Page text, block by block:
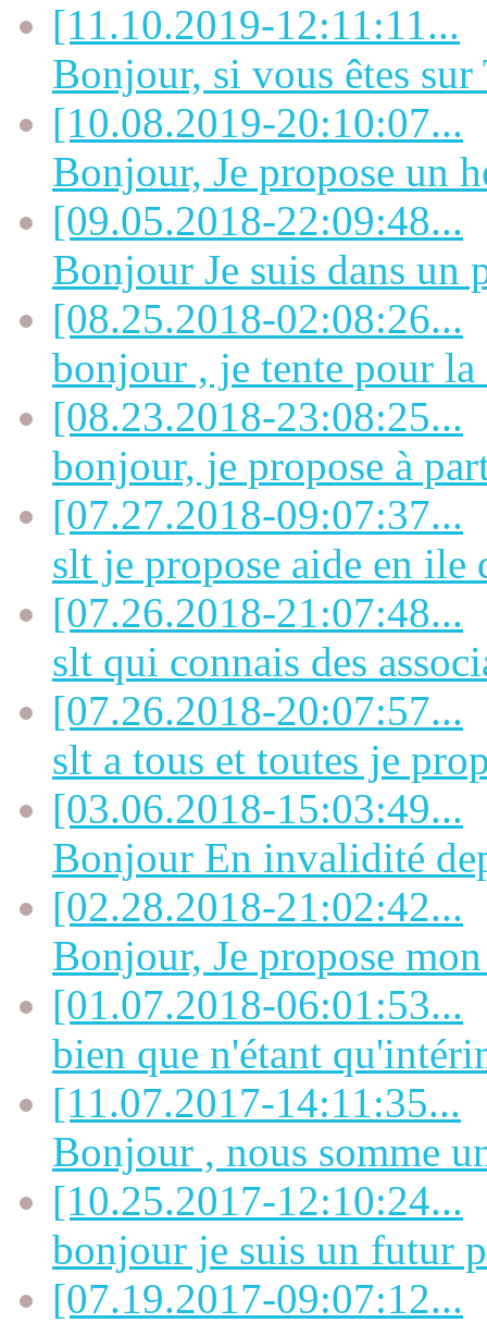
[11.10.2019-12:11:11...
Bonjour, si vous êtes sur
[10.08.2019-20:10:07...
Bonjour, Je propose un
[09.05.2018-22:09:48...
Bonjour Je suis dans un
[08.25.2018-02:08:26...
bonjour , je tente pour la
[08.23.2018-23:08:25...
bonjour, je propose à
[07.27.2018-09:07:37...
slt je propose aide en ile
[07.26.2018-21:07:48...
slt qui connais des
[07.26.2018-20:07:57...
slt a tous et toutes je
[03.06.2018-15:03:49...
Bonjour En invalidité
[02.28.2018-21:02:42...
Bonjour, Je propose
[01.07.2018-06:01:53...
bien que n'étant
[11.07.2017-14:11:35...
Bonjour , nous somme
[10.25.2017-12:10:24...
bonjour je suis un futur
[07.19.2017-09:07:12...